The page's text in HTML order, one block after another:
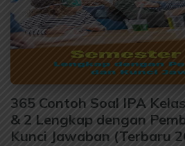
365 Contoh Soal IPA
& 2 Lengkap dengan
Kunci Jawaban (Terbaru